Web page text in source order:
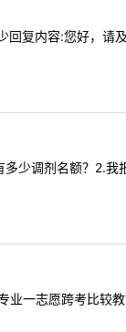
复内容:您好，请
少调剂名额？2.我
一志愿跨考比较